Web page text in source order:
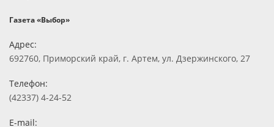
Газета «Выбор»
Адрес:
692760, Приморский край, г. Артем, ул. Дзержинского, 27
Телефон:
(42337) 4-24-52
E-mail: